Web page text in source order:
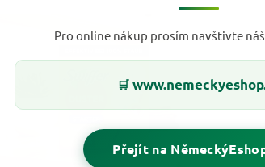
Pro online nákup prosím navštivte
🛒
Přejít na